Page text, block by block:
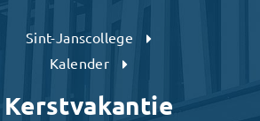
Sint-Janscollege
Kalender
Kerstvakantie